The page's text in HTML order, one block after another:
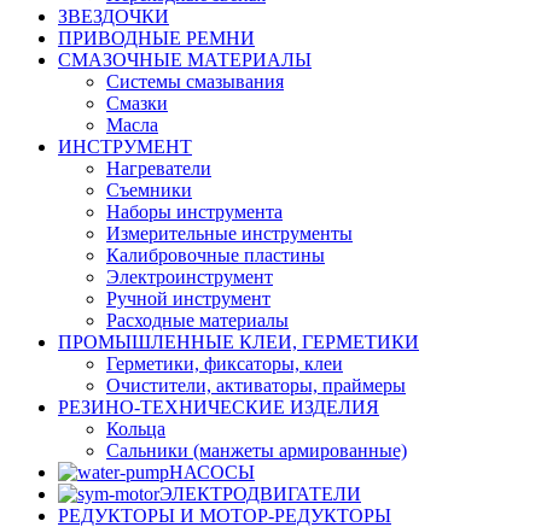
ЗВЕЗДОЧКИ
ПРИВОДНЫЕ РЕМНИ
СМАЗОЧНЫЕ МАТЕРИАЛЫ
Системы смазывания
Смазки
Масла
ИНСТРУМЕНТ
Нагреватели
Съемники
Наборы инструмента
Измерительные инструменты
Калибровочные пластины
Электроинструмент
Ручной инструмент
Расходные материалы
ПРОМЫШЛЕННЫЕ КЛЕИ, ГЕРМЕТИКИ
Герметики, фиксаторы, клеи
Очистители, активаторы, праймеры
РЕЗИНО-ТЕХНИЧЕСКИЕ ИЗДЕЛИЯ
Кольца
Сальники (манжеты армированные)
НАСОСЫ
ЭЛЕКТРОДВИГАТЕЛИ
РЕДУКТОРЫ И МОТОР-РЕДУКТОРЫ